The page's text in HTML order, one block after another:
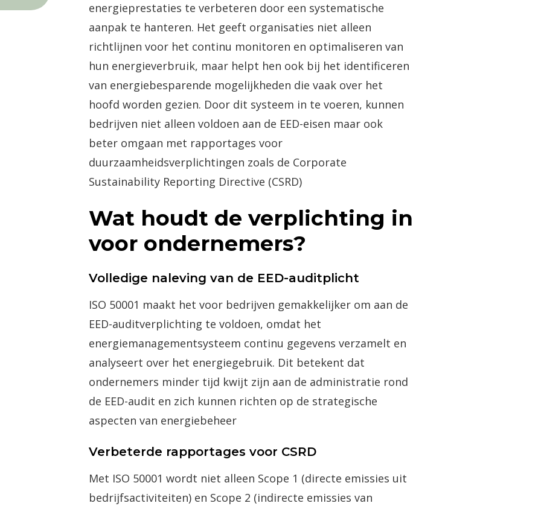
energieprestaties te verbeteren door een systematische
aanpak te hanteren. Het geeft organisaties niet alleen
richtlijnen voor het continu monitoren en optimaliseren van
hun energieverbruik, maar helpt hen ook bij het identificeren
van energiebesparende mogelijkheden die vaak over het
hoofd worden gezien. Door dit systeem in te voeren, kunnen
bedrijven niet alleen voldoen aan de EED-eisen maar ook
beter omgaan met rapportages voor
duurzaamheidsverplichtingen zoals de Corporate
Sustainability Reporting Directive (CSRD)​
Wat houdt de verplichting in
voor ondernemers?
Volledige naleving van de EED-auditplicht
ISO 50001 maakt het voor bedrijven gemakkelijker om aan de
EED-auditverplichting te voldoen, omdat het
energiemanagementsysteem continu gegevens verzamelt en
analyseert over het energiegebruik. Dit betekent dat
ondernemers minder tijd kwijt zijn aan de administratie rond
de EED-audit en zich kunnen richten op de strategische
aspecten van energiebeheer​
Verbeterde rapportages voor CSRD
Met ISO 50001 wordt niet alleen Scope 1 (directe emissies uit
bedrijfsactiviteiten) en Scope 2 (indirecte emissies van